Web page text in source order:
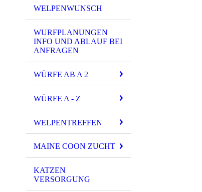
WELPENWUNSCH
WURFPLANUNGEN
INFO UND ABLAUF BEI
ANFRAGEN
WÜRFE AB A 2
WÜRFE A - Z
WELPENTREFFEN
MAINE COON ZUCHT
KATZEN
VERSORGUNG